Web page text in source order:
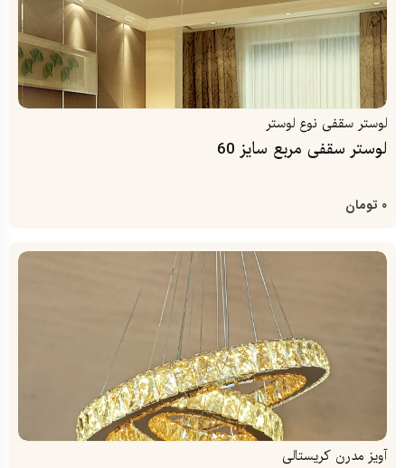
لوستر سقفی نوع لوستر
لوستر سقفی مربع سایز 60
0 تومان
آویز مدرن کریستالی